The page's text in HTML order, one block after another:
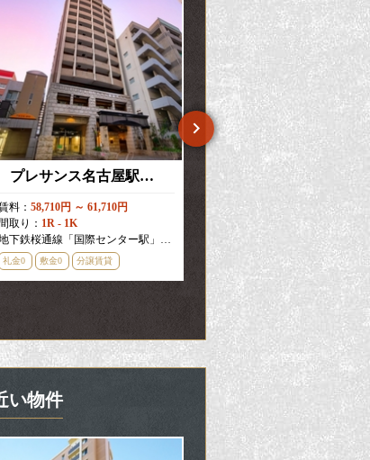
プレサンス名古屋駅前ヴェルロード
料： 58,710円 ～ 61,710円
取り： 1R - 1K
下鉄桜通線「国際センター駅」徒歩
礼金0 敷金0 分譲賃貸
プレサンスTHE新栄
賃料：57,450円 ～ 158,850円
間取り： 1K - 2LDK
地下鉄東山線「新栄町駅」徒歩
礼金0 敷金0 新築・築浅
い物件